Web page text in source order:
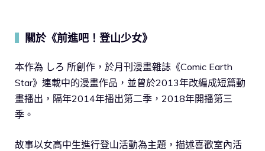
關於《前進吧！登山少女》
本作為 しろ 所創作，於月刊漫畫雜誌《Comic Earth
Star》連載中的漫畫作品，並曾於2013年改編成短篇動
畫播出，隔年2014年播出第二季，2018年開播第三
季。
故事以女高中生進行登山活動為主題，描述喜歡室內活